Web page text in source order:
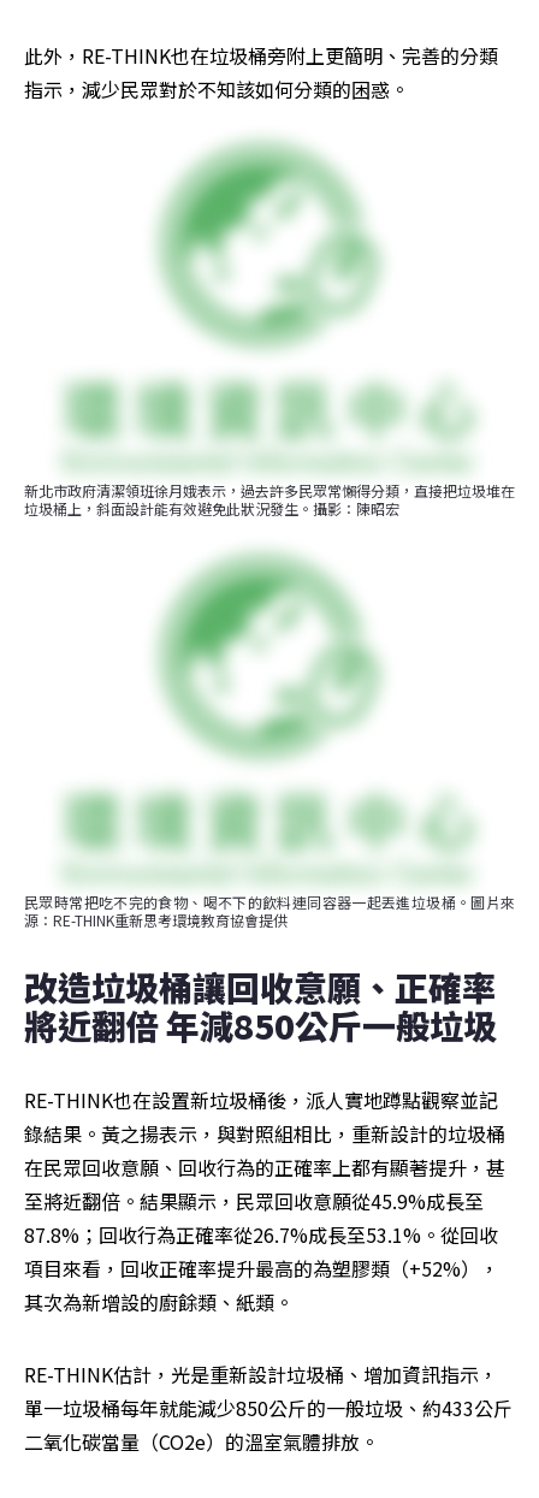
此外，RE-THINK也在垃圾桶旁附上更簡明、完善的分類
指示，減少民眾對於不知該如何分類的困惑。
新北市政府清潔領班徐月娥表示，過去許多民眾常懶得分類，直接把垃圾堆在
垃圾桶上，斜面設計能有效避免此狀況發生。攝影：陳昭宏
民眾時常把吃不完的食物、喝不下的飲料連同容器一起丟進垃圾桶。圖片來
源：RE-THINK重新思考環境教育協會提供
改造垃圾桶讓回收意願、正確率
將近翻倍 年減850公斤一般垃圾
RE-THINK也在設置新垃圾桶後，派人實地蹲點觀察並記
錄結果。黃之揚表示，與對照組相比，重新設計的垃圾桶
在民眾回收意願、回收行為的正確率上都有顯著提升，甚
至將近翻倍。結果顯示，民眾回收意願從45.9%成長至
87.8%；回收行為正確率從26.7%成長至53.1%。從回收
項目來看，回收正確率提升最高的為塑膠類（+52%），
其次為新增設的廚餘類、紙類。
RE-THINK估計，光是重新設計垃圾桶、增加資訊指示，
單一垃圾桶每年就能減少850公斤的一般垃圾、約433公斤
二氧化碳當量（CO2e）的溫室氣體排放。